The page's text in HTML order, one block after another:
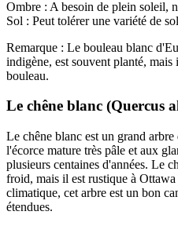
Ombre : A besoin de plein soleil,
Sol : Peut tolérer une variété de
Remarque : Le bouleau blanc
indigène, est souvent planté, mais
bouleau.
Le chêne blanc (Quercus
Le chêne blanc est un grand
l'écorce mature très pâle et aux
plusieurs centaines d'années. Le
froid, mais il est rustique à
climatique, cet arbre est un bon
étendues.